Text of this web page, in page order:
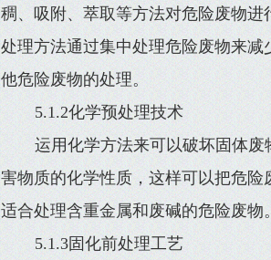
稠、吸附、萃取等方法对危险废物
处理方法通过集中处理危险废物来
他危险废物的处理。
5.1.2化学预处理技术
运用化学方法来可以破坏固体
害物质的化学性质，这样可以把危
适合处理含重金属和废碱的危险废物。
5.1.3固化前处理工艺